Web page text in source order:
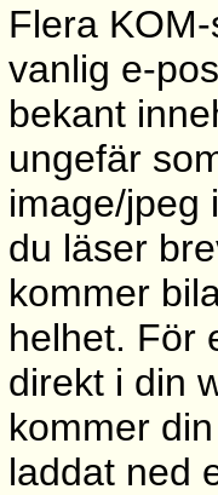
Flera
vanlig e-
bekant
ungefär
image/jpeg
du läser
kommer
helhet. För
direkt i din
kommer
laddat ned